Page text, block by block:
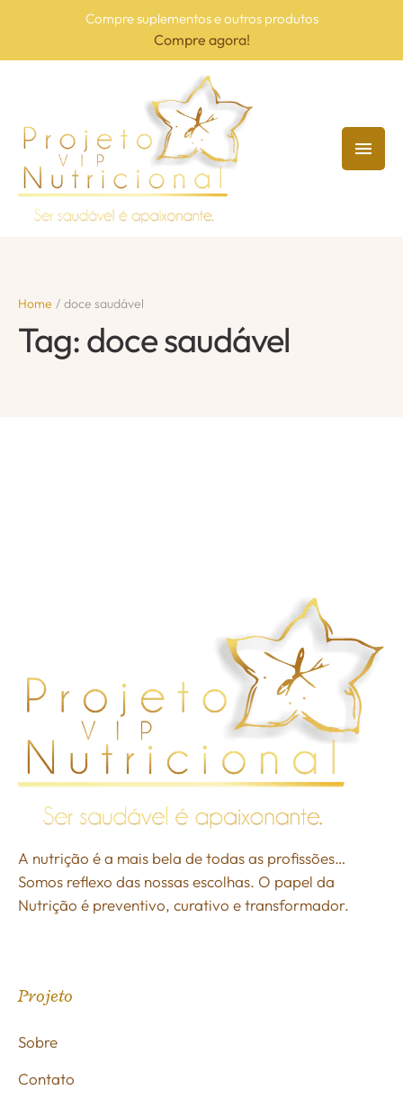
Compre suplementos e outros produtos
Compre agora!
Home / doce saudável
Tag:doce saudável
A nutrição é a mais bela de todas as profissões…
Somos reflexo das nossas escolhas. O papel da
Nutrição é preventivo, curativo e transformador.
Projeto
Sobre
Contato